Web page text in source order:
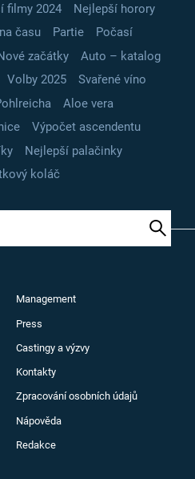
filmy 2024
Nejlepší horory
času Partie
Počasí
začátky
Auto – katalog
Volby 2025
Svařené víno
Aloe vera
Výpočet ascendentu
Nejlepší palačinky
koláč
Management
Press
Castingy a výzvy
Kontakty
Zpracování osobních údajů
Nápověda
Redakce